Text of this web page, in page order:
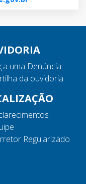
uma Denúncia
da ouvidoria
Regularizado